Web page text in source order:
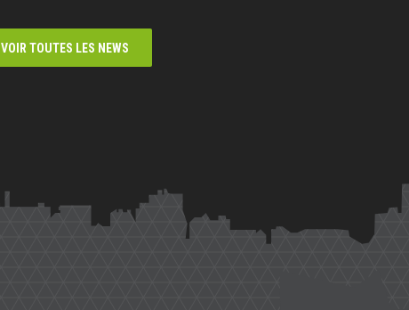
VOIR TOUTES LES NEWS